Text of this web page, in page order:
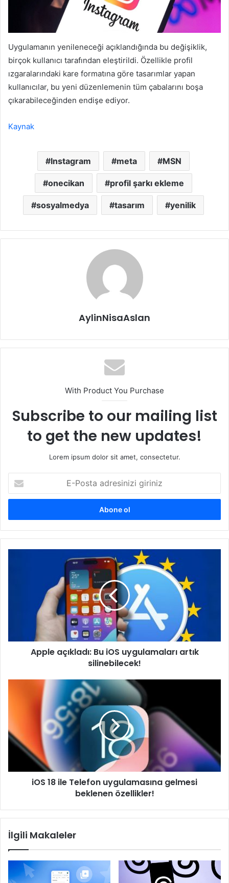
Uygulamanın yenileneceği açıklandığında bu değişiklik,
birçok kullanıcı tarafından eleştirildi. Özellikle profil
ızgaralarındaki kare formatına göre tasarımlar yapan
kullanıcılar, bu yeni düzenlemenin tüm çabalarını boşa
çıkarabileceğinden endişe ediyor.
Kaynak
Instagram meta MSN
onecikan profil şarkı ekleme
sosyalmedya tasarım yenilik
AylinNisaAslan
With Product You Purchase
Subscribe to our mailing list
to get the new updates!
Lorem ipsum dolor sit amet, consectetur.
Posta
adresinizi
uygulamaları
silinebilecek!
Apple açıkladı: Bu iOS uygulamaları artık
silinebilecek!
gelmesi
beklenen
özellikler!
iOS 18 ile Telefon uygulamasına gelmesi
beklenen özellikler!
İlgili Makaleler